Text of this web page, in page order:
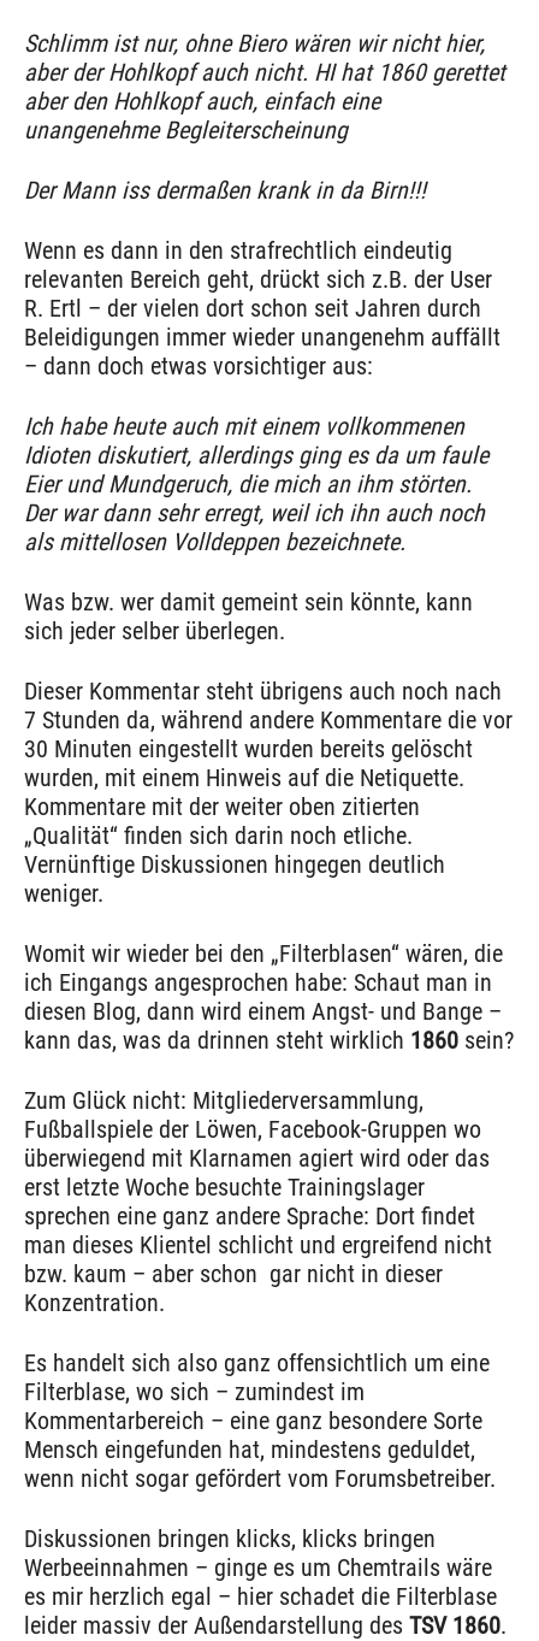
Schlimm ist nur, ohne Biero wären wir nicht hier,
aber der Hohlkopf auch nicht. HI hat 1860 gerettet
aber den Hohlkopf auch, einfach eine
unangenehme Begleiterscheinung
Der Mann iss dermaßen krank in da Birn!!!
Wenn es dann in den strafrechtlich eindeutig
relevanten Bereich geht, drückt sich z.B. der User
R. Ertl – der vielen dort schon seit Jahren durch
Beleidigungen immer wieder unangenehm auffällt
– dann doch etwas vorsichtiger aus:
Ich habe heute auch mit einem vollkommenen
Idioten diskutiert, allerdings ging es da um faule
Eier und Mundgeruch, die mich an ihm störten.
Der war dann sehr erregt, weil ich ihn auch noch
als mittellosen Volldeppen bezeichnete.
Was bzw. wer damit gemeint sein könnte, kann
sich jeder selber überlegen.
Dieser Kommentar steht übrigens auch noch nach
7 Stunden da, während andere Kommentare die vor
30 Minuten eingestellt wurden bereits gelöscht
wurden, mit einem Hinweis auf die Netiquette.
Kommentare mit der weiter oben zitierten
„Qualität“ finden sich darin noch etliche.
Vernünftige Diskussionen hingegen deutlich
weniger.
Womit wir wieder bei den „Filterblasen“ wären, die
ich Eingangs angesprochen habe: Schaut man in
diesen Blog, dann wird einem Angst- und Bange –
kann das, was da drinnen steht wirklich 1860 sein?
Zum Glück nicht: Mitgliederversammlung,
Fußballspiele der Löwen, Facebook-Gruppen wo
überwiegend mit Klarnamen agiert wird oder das
erst letzte Woche besuchte Trainingslager
sprechen eine ganz andere Sprache: Dort findet
man dieses Klientel schlicht und ergreifend nicht
bzw. kaum – aber schon gar nicht in dieser
Konzentration.
Es handelt sich also ganz offensichtlich um eine
Filterblase, wo sich – zumindest im
Kommentarbereich – eine ganz besondere Sorte
Mensch eingefunden hat, mindestens geduldet,
wenn nicht sogar gefördert vom Forumsbetreiber.
Diskussionen bringen klicks, klicks bringen
Werbeeinnahmen – ginge es um Chemtrails wäre
es mir herzlich egal – hier schadet die Filterblase
leider massiv der Außendarstellung des TSV 1860.